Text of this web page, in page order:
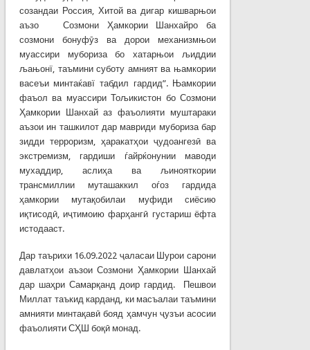
созандаи Россия, Хитой ва дигар кишварњои
аъзо Созмони Ҳамкории Шанхайро ба
созмони бонуфӯз ва дорои механизмњои
муассири мубориза бо хатарњои љиддии
љањонї, таъмини суботу амният ва њамкории
васеъи минтаќавї табдил гардид”. Њамкории
фаъол ва муассири Тољикистон бо Созмони
Ҳамкории Шанхай аз фаъолияти муштараки
аъзои ин ташкилот дар мавриди мубориза бар
зидди терроризм, ҳаракатҳои ҷудоангезӣ ва
экстремизм, гардиши ѓайрќонунии маводи
мухаддир, аслиҳа ва љинояткории
трансмиллии муташаккил оѓоз гардида
ҳамкории мутақобилаи муфиди сиёсию
иқтисодӣ, иҷтимоию фарҳангӣ густариш ёфта
истодааст.
Дар таърихи 16.09.2022 ҷаласаи Шурои сарони
давлатҳои аъзои Созмони Ҳамкории Шанхай
дар шаҳри Самарқанд доир гардид. Пешвои
Миллат таъкид карданд, ки масъалаи таъмини
амнияти минтақавӣ бояд ҳамчун ҷузъи асосии
фаъолияти СҲШ боқӣ монад.